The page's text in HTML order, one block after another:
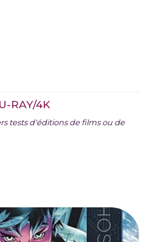
RAY/4K
tests d'éditions de films ou de